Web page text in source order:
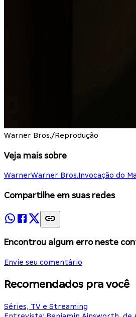
Warner Bros./Reprodução
Veja mais sobre
WarnerWarner Bros.Invocação do Mal
Compartilhe em suas redes
Encontrou algum erro neste
Envie seu comentário
Recomendados pra você
Séries, TV e Streaming